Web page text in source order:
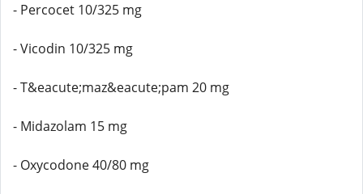
- Percocet 10/325 mg
- Vicodin 10/325 mg
- T&eacute;maz&eacute;pam 20 mg
- Midazolam 15 mg
- Oxycodone 40/80 mg